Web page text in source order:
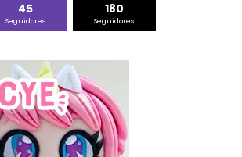
45
Seguidores
180
Seguidores